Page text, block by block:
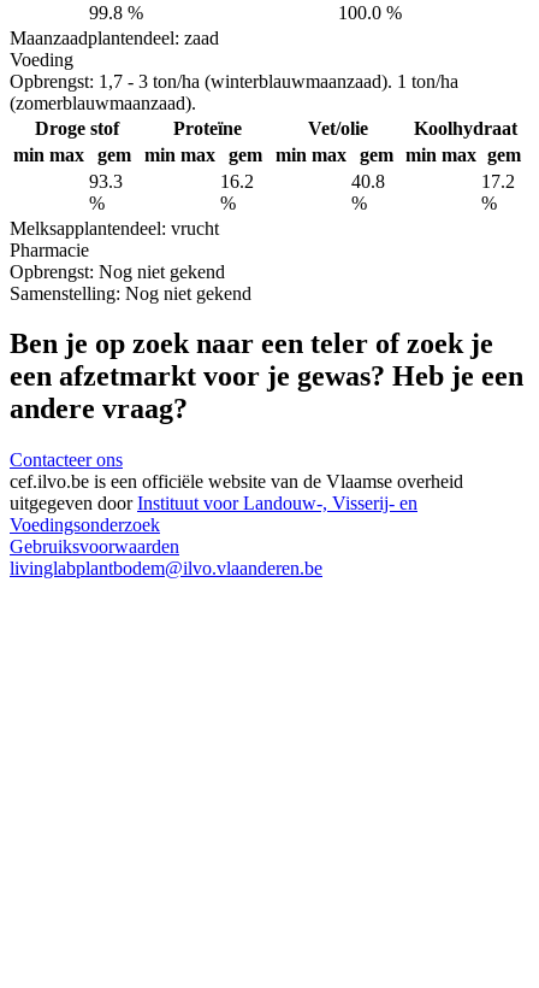
99.8 %
100.0 %
Maanzaadplantendeel: zaad
Voeding
Opbrengst: 1,7 - 3 ton/ha (winterblauwmaanzaad). 1 ton/ha
(zomerblauwmaanzaad).
Droge stof
Proteïne Vet/olie
Koolhydraat
min max gem min max gem min max gem min max gem
93.3
%
16.2
%
40.8
%
17.2
%
Melksapplantendeel: vrucht
Pharmacie
Opbrengst: Nog niet gekend
Samenstelling: Nog niet gekend
Ben je op zoek naar een teler of zoek je
een afzetmarkt voor je gewas? Heb je een
andere vraag?
Contacteer ons
cef.ilvo.be is een officiële website van de Vlaamse overheid
uitgegeven doorInstituut voor Landouw-, Visserij- en
Voedingsonderzoek
Gebruiksvoorwaarden
livinglabplantbodem@ilvo.vlaanderen.be